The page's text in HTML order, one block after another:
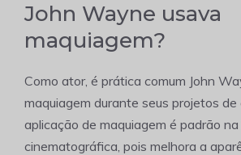
John Wayne usava
maquiagem?
Como ator, é prática comum John
maquiagem durante seus projetos de
aplicação de maquiagem é padrão
cinematográfica, pois melhora a